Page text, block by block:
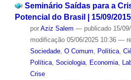
Seminário Saídas para a
Potencial do Brasil | 15/09/2015
por Aziz Salem — publicado15/
modificação05/06/2025 10:36 —
Sociedade, O Comum Política,
Política, Sociologia, Economia,
Crise